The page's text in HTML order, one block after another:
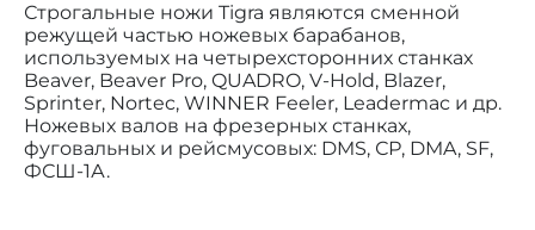
Строгальные ножи Tigra являются сменной
режущей частью ножевых барабанов,
используемых на четырехсторонних станках
Beaver, Beaver Pro, QUADRO, V-Hold, Blazer,
Sprinter, Nortec, WINNER Feeler, Leadermac и др.
Ножевых валов на фрезерных станках,
фуговальных и рейсмусовых: DMS, СР, DMA, SF,
ФСШ-1А.